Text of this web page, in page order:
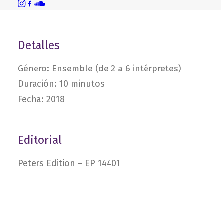
Detalles
Género: Ensemble (de 2 a 6 intérpretes)
Duración: 10 minutos
Fecha: 2018
Editorial
Peters Edition – EP 14401